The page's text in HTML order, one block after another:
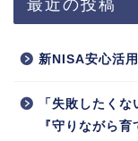
最近の投稿
新NISA安心活
「失敗したく
『守りながら